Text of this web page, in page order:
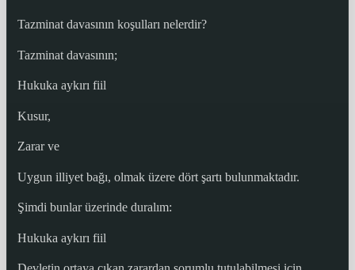
Tazminat davasının koşulları nelerdir?
Tazminat davasının;
Hukuka aykırı fiil
Kusur,
Zarar ve
Uygun illiyet bağı, olmak üzere dört şartı bulunmaktadır.
Şimdi bunlar üzerinde duralım:
Hukuka aykırı fiil